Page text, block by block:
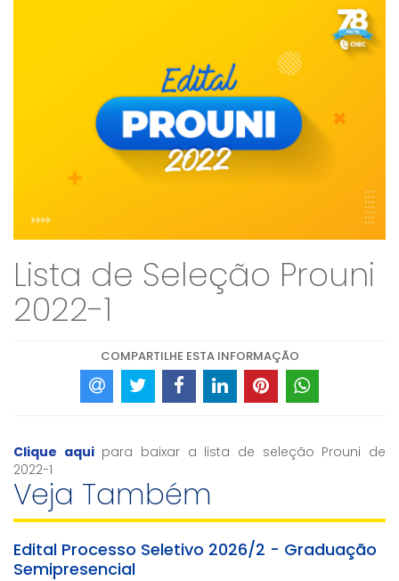
Lista de Seleção Prouni
2022-1
COMPARTILHE ESTA INFORMAÇÃO
Clique aquipara baixar a lista de seleção Prouni de
2022-1
Veja Também
Edital Processo Seletivo 2026/2 - Graduação
Semipresencial